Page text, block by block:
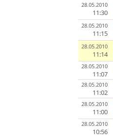
28.05.2010
11:30
28.05.2010
11:15
28.05.2010
11:14
28.05.2010
11:07
28.05.2010
11:02
28.05.2010
11:00
28.05.2010
10:56